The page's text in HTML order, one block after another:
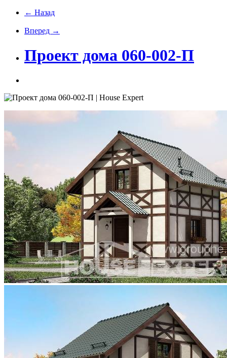
← Назад
Вперед →
Проект дома 060-002-П